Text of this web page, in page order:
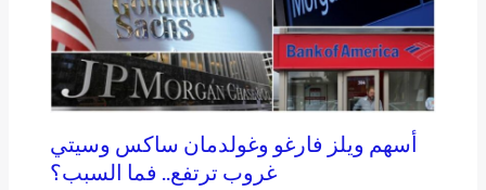
أسهم ويلز فارغو وغولدمان ساكس وسيتي
غروب ترتفع.. فما السبب؟